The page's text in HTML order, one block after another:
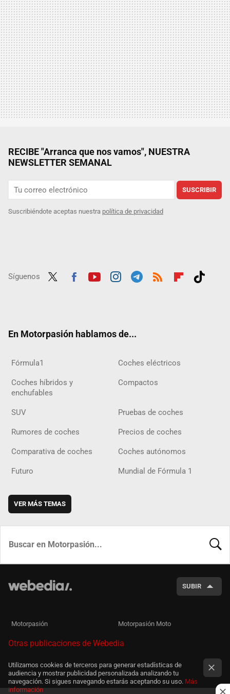
RECIBE "Arranca que nos vamos", NUESTRA
NEWSLETTER SEMANAL
SUSCRIBIR
Suscribiéndote aceptas nuestra política de privacidad
Síguenos
En Motorpasión hablamos de...
Fórmula1 Coches eléctricos
Coches híbridos y
enchufables
Compactos
SUV Pruebas de coches
Rumores de coches Precios de coches
Comparativa de coches Coches autónomos
Futuro Mundial de Fórmula 1
VER MÁS TEMAS
SUBIR
Motorpasión Motorpasión Moto
Otras publicaciones de Webedia
Utilizamos cookies de terceros para generar estadísticas de
audiencia y mostrar publicidad personalizada analizando tu
navegación. Si sigues navegando estarás aceptando su uso. Más
información